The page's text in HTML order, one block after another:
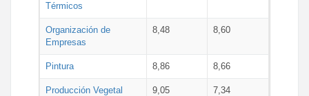
Térmicos
Organización de
Empresas
8,48 8,60
Pintura 8,86 8,66
Producción Vegetal 9,05 7,34